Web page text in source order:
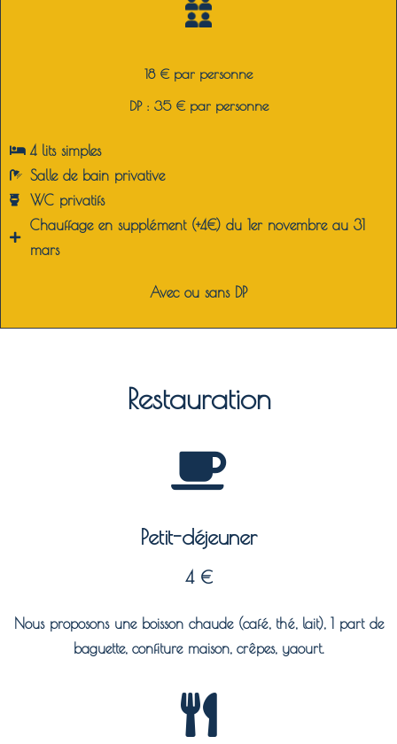
18 € par personne
DP : 35 € par personne
4 lits simples
Salle de bain privative
WC privatifs
Chauffage en supplément (+4€) du 1er novembre au 31
mars
Avec ou sans DP
Restauration
Petit-déjeuner
4 €
Nous proposons une boisson chaude (café, thé, lait), 1 part de
baguette, confiture maison, crêpes, yaourt.